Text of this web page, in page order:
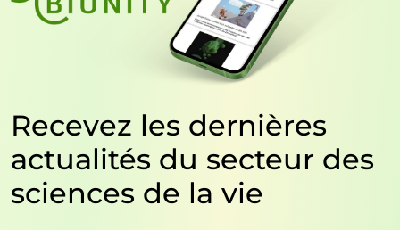
Recevez les dernières
actualités du secteur des
sciences de la vie